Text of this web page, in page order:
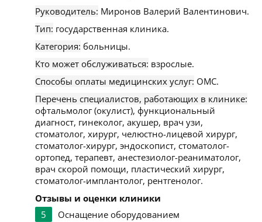
Руководитель: Миронов Валерий Валентинович.
Тип: государственная клиника.
Категория: больницы.
Кто может обслуживаться: взрослые.
Способы оплаты медицинских услуг: ОМС.
Перечень специалистов, работающих в клинике:
офтальмолог (окулист), функциональный
диагност, гинеколог, акушер, врач узи,
стоматолог, хирург, челюстно-лицевой хирург,
стоматолог-хирург, эндоскопист, стоматолог-
ортопед, терапевт, анестезиолог-реаниматолог,
врач скорой помощи, пластический хирург,
стоматолог-имплантолог, рентгенолог.
Отзывы и оценки клиники
5
Оснащение оборудованием